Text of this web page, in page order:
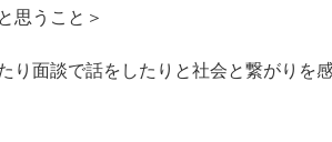
思うこと＞
り面談で話をしたりと社会と繋がりを